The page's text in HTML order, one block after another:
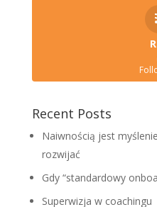
Recent Posts
Naiwnością jest
rozwijać
Gdy “standardowy
Superwizja w coachingu